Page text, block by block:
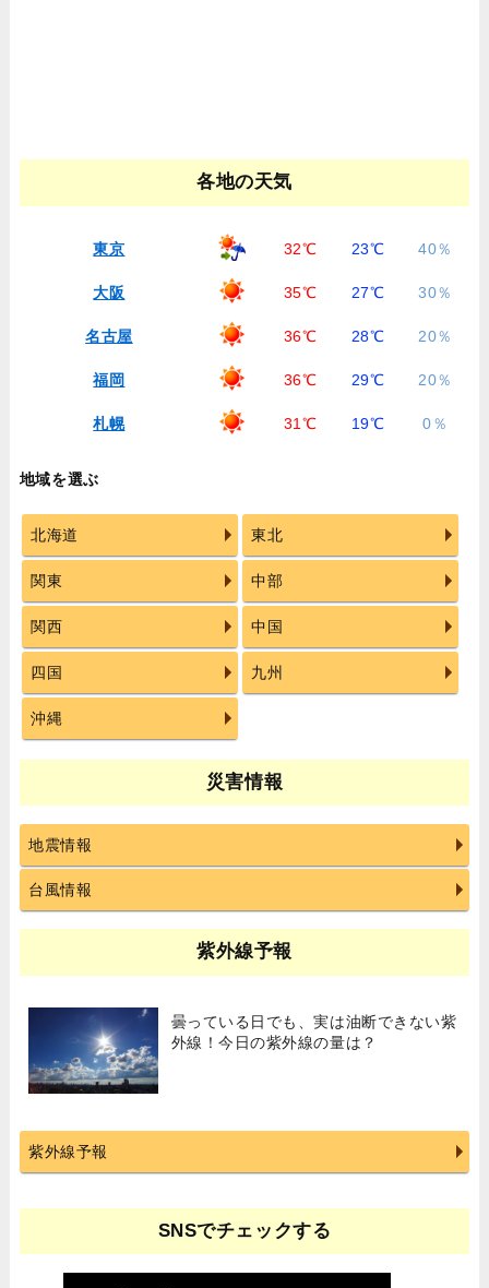
各地の天気
東京 32℃ 23℃ 40％
大阪 35℃ 27℃ 30％
名古屋 36℃ 28℃ 20％
福岡 36℃ 29℃ 20％
札幌 31℃ 19℃ 0％
地域を選ぶ
北海道 東北
関東 中部
関西 中国
四国 九州
沖縄
災害情報
地震情報
台風情報
紫外線予報
曇っている日でも、実は油断できない紫
外線！今日の紫外線の量は？
紫外線予報
SNSでチェックする